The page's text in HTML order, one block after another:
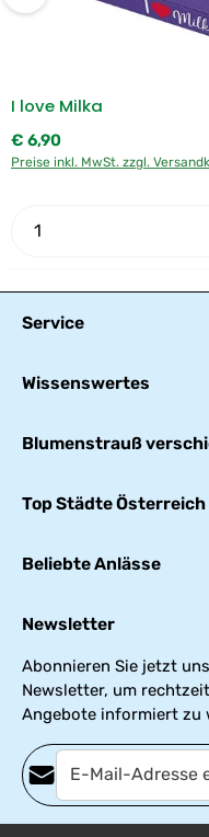
I love Milka
Regulärer Preis:
€ 6,90
Preise inkl. MwSt. zzgl.
Produkt Anzahl:
Service
Wissenswertes
Blumenstrauß
Top Städte Österreich
Beliebte Anlässe
Newsletter
Abonnieren Sie jetzt
Newsletter, um
Angebote informiert zu
E-Mail-Adresse*
Datenschutz